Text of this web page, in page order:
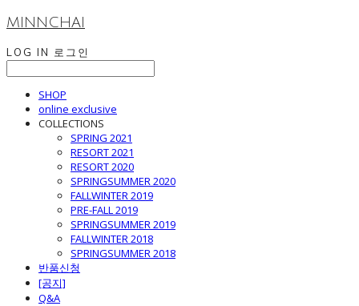
MINNCHAI
LOG IN 로그인
SHOP
online exclusive
COLLECTIONS
SPRING 2021
RESORT 2021
RESORT 2020
SPRINGSUMMER 2020
FALLWINTER 2019
PRE-FALL 2019
SPRINGSUMMER 2019
FALLWINTER 2018
SPRINGSUMMER 2018
반품신청
[공지]
Q&A